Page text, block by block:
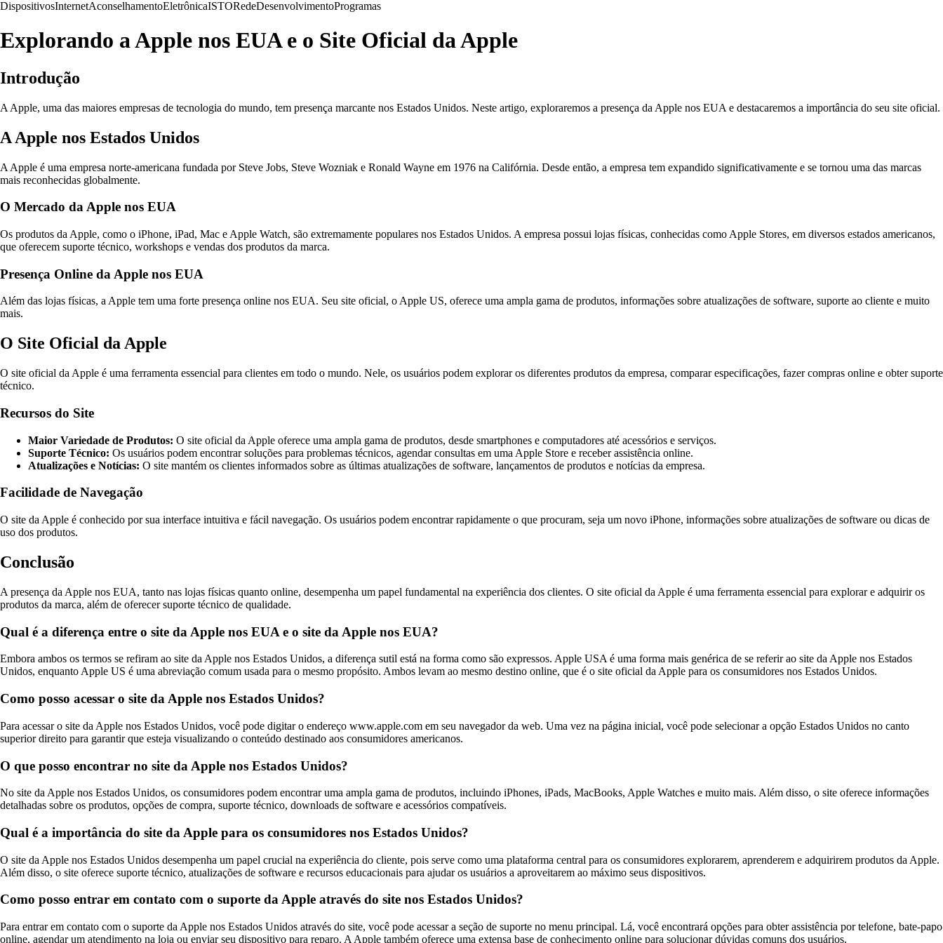
DispositivosInternetAconselhamentoEletrônicaISTORedeDesenvolvimentoProgramas
Explorando a Apple nos EUA e o Site Oficial da Apple
Introdução
A Apple, uma das maiores empresas de tecnologia do mundo, tem presença marcante nos Estados Unidos. Neste artigo, exploraremos a presença da Apple nos EUA e destacaremos a importância do seu site oficial.
A Apple nos Estados Unidos
A Apple é uma empresa norte-americana fundada por Steve Jobs, Steve Wozniak e Ronald Wayne em 1976 na Califórnia. Desde então, a empresa tem expandido significativamente e se tornou uma das marcas
mais reconhecidas globalmente.
O Mercado da Apple nos EUA
Os produtos da Apple, como o iPhone, iPad, Mac e Apple Watch, são extremamente populares nos Estados Unidos. A empresa possui lojas físicas, conhecidas como Apple Stores, em diversos estados americanos,
que oferecem suporte técnico, workshops e vendas dos produtos da marca.
Presença Online da Apple nos EUA
Além das lojas físicas, a Apple tem uma forte presença online nos EUA. Seu site oficial, o Apple US, oferece uma ampla gama de produtos, informações sobre atualizações de software, suporte ao cliente e muito
mais.
O Site Oficial da Apple
O site oficial da Apple é uma ferramenta essencial para clientes em todo o mundo. Nele, os usuários podem explorar os diferentes produtos da empresa, comparar especificações, fazer compras online e obter suporte
técnico.
Recursos do Site
Maior Variedade de Produtos: O site oficial da Apple oferece uma ampla gama de produtos, desde smartphones e computadores até acessórios e serviços.
Suporte Técnico: Os usuários podem encontrar soluções para problemas técnicos, agendar consultas em uma Apple Store e receber assistência online.
Atualizações e Notícias: O site mantém os clientes informados sobre as últimas atualizações de software, lançamentos de produtos e notícias da empresa.
Facilidade de Navegação
O site da Apple é conhecido por sua interface intuitiva e fácil navegação. Os usuários podem encontrar rapidamente o que procuram, seja um novo iPhone, informações sobre atualizações de software ou dicas de
uso dos produtos.
Conclusão
A presença da Apple nos EUA, tanto nas lojas físicas quanto online, desempenha um papel fundamental na experiência dos clientes. O site oficial da Apple é uma ferramenta essencial para explorar e adquirir os
produtos da marca, além de oferecer suporte técnico de qualidade.
Qual é a diferença entre o site da Apple nos EUA e o site da Apple nos EUA?
Embora ambos os termos se refiram ao site da Apple nos Estados Unidos, a diferença sutil está na forma como são expressos. Apple USA é uma forma mais genérica de se referir ao site da Apple nos Estados
Unidos, enquanto Apple US é uma abreviação comum usada para o mesmo propósito. Ambos levam ao mesmo destino online, que é o site oficial da Apple para os consumidores nos Estados Unidos.
Como posso acessar o site da Apple nos Estados Unidos?
Para acessar o site da Apple nos Estados Unidos, você pode digitar o endereço www.apple.com em seu navegador da web. Uma vez na página inicial, você pode selecionar a opção Estados Unidos no canto
superior direito para garantir que esteja visualizando o conteúdo destinado aos consumidores americanos.
O que posso encontrar no site da Apple nos Estados Unidos?
No site da Apple nos Estados Unidos, os consumidores podem encontrar uma ampla gama de produtos, incluindo iPhones, iPads, MacBooks, Apple Watches e muito mais. Além disso, o site oferece informações
detalhadas sobre os produtos, opções de compra, suporte técnico, downloads de software e acessórios compatíveis.
Qual é a importância do site da Apple para os consumidores nos Estados Unidos?
O site da Apple nos Estados Unidos desempenha um papel crucial na experiência do cliente, pois serve como uma plataforma central para os consumidores explorarem, aprenderem e adquirirem produtos da Apple.
Além disso, o site oferece suporte técnico, atualizações de software e recursos educacionais para ajudar os usuários a aproveitarem ao máximo seus dispositivos.
Como posso entrar em contato com o suporte da Apple através do site nos Estados Unidos?
Para entrar em contato com o suporte da Apple nos Estados Unidos através do site, você pode acessar a seção de suporte no menu principal. Lá, você encontrará opções para obter assistência por telefone, bate-papo
online, agendar um atendimento na loja ou enviar seu dispositivo para reparo. A Apple também oferece uma extensa base de conhecimento online para solucionar dúvidas comuns dos usuários.